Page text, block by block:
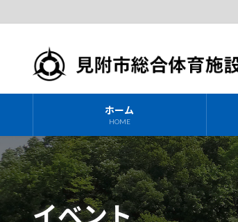
ン
キ
ッ
プ
ビ
に
移
動
ホーム
HOME
イベント